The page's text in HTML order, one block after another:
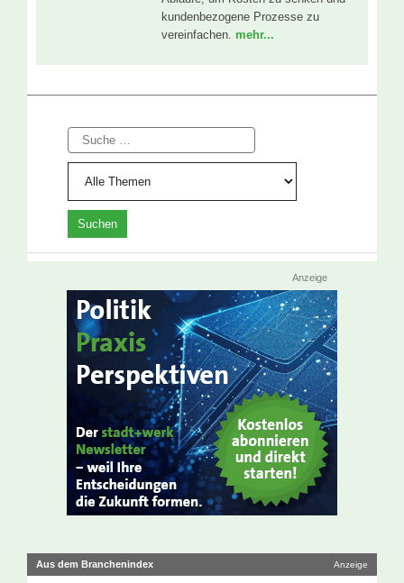
kundenbezogene Prozesse zu
vereinfachen. mehr...
Suche
Anzeige
Aus dem Branchenindex Anzeige